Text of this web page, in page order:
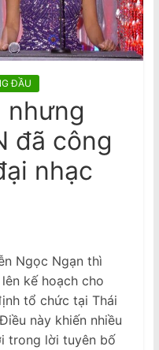
trong phiên tòa
Week: Mẹo đơn giản
cơ bị đột quỵ
ĐẦU
nhưng
đã công
nhạc
Ngọc Ngạn thì
kế hoạch cho
tổ chức tại Thái
này khiến nhiều
trong lời tuyên bố